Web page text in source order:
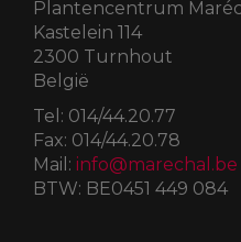
Plantencentrum
Kastelein 114
2300 Turnhout
België
Tel: 014/44.20.77
Fax: 014/44.20.78
Mail: info@marechal.be
BTW: BE0451 449 084